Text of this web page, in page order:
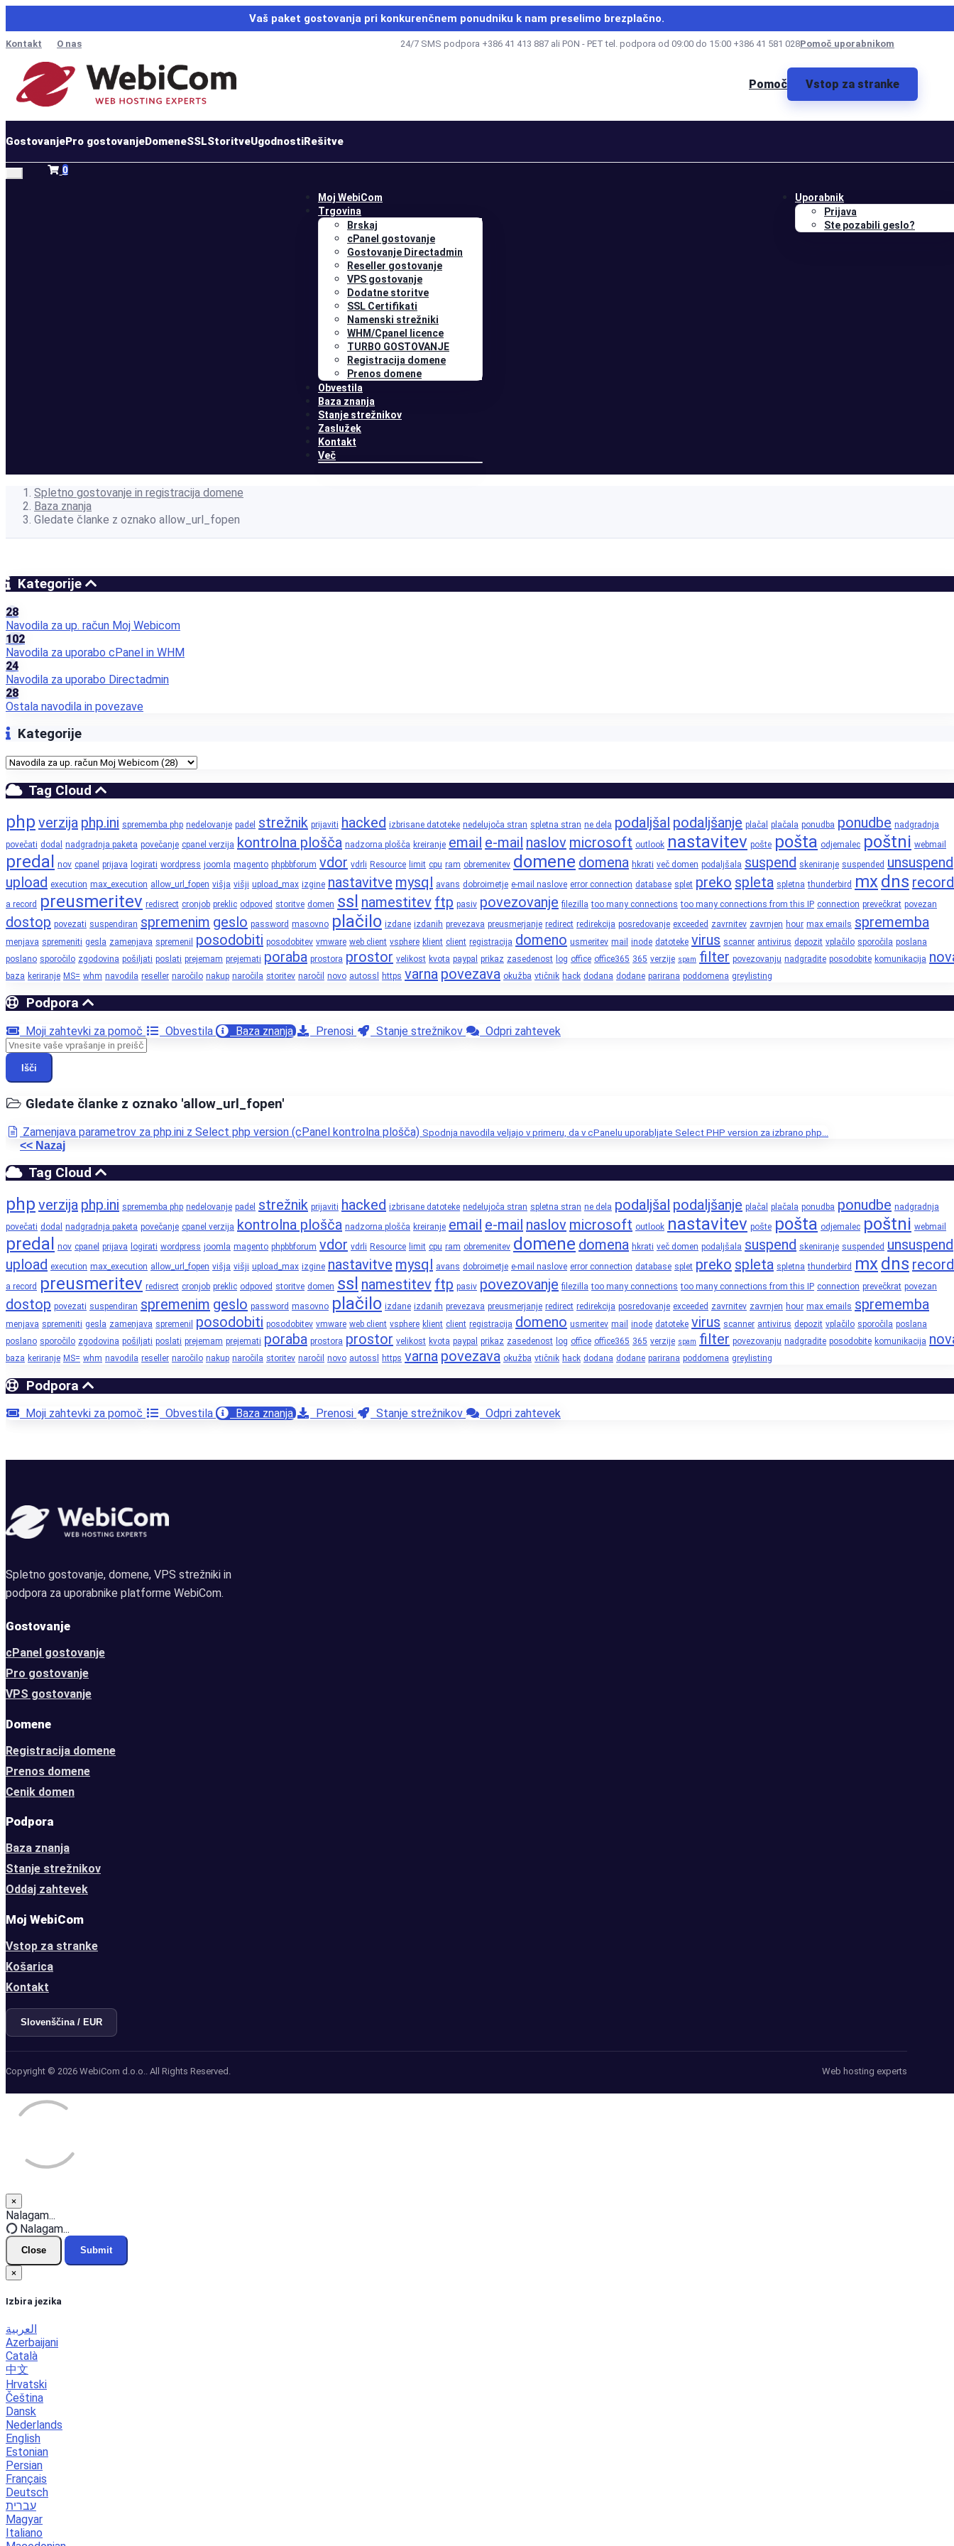
Vaš paket gostovanja pri konkurenčnem ponudniku k nam preselimo brezplačno.
Kontakt O nas 24/7 SMS podpora +386 41 413 887 ali PON - PET tel. podpora od 09:00 do 15:00 +386 41 581 028Pomoč uporabnikom
Pomoč Vstop za stranke
GostovanjePro gostovanjeDomeneSSLStoritveUgodnostiRešitve
0Nakupovalna
košarica
Moj WebiCom
Trgovina
Brskaj
cPanel gostovanje
Gostovanje Directadmin
Reseller gostovanje
VPS gostovanje
Dodatne storitve
SSL Certifikati
Namenski strežniki
WHM/Cpanel licence
TURBO GOSTOVANJE
Registracija domene
Prenos domene
Obvestila
Baza znanja
Stanje strežnikov
Zaslužek
Kontakt
Več
Uporabnik
Prijava
Ste pozabili geslo?
Spletno gostovanje in registracija domene
Baza znanja
Gledate članke z oznako allow_url_fopen
Kategorije
28
Navodila za up. račun Moj Webicom
102
Navodila za uporabo cPanel in WHM
24
Navodila za uporabo Directadmin
28
Ostala navodila in povezave
Kategorije
Tag Cloud
php verzija php.ini sprememba php nedelovanje padel strežnik prijaviti hacked izbrisane datoteke nedelujoča stran spletna stran ne dela podaljšal podaljšanje plačal plačala ponudba ponudbe nadgradnja
povečati dodal nadgradnja paketa povečanje cpanel verzija kontrolna plošča nadzorna plošča kreiranje email e-mail naslov microsoft outlook nastavitev pošte pošta odjemalec poštni webmail
predal nov cpanel prijava logirati wordpress joomla magento phpbbforum vdor vdrli Resource limit cpu ram obremenitev domene domena hkrati več domen podaljšala suspend skeniranje suspended unsuspend
upload execution max_execution allow_url_fopen višja višji upload_max izgine nastavitve mysql avans dobroimetje e-mail naslove error connection database splet preko spleta spletna thunderbird mx dns record
a record preusmeritev redisrect cronjob preklic odpoved storitve domen ssl namestitev ftp pasiv povezovanje filezilla too many connections too many connections from this IP connection prevečkrat povezan
dostop povezati suspendiran spremenim geslo password masovno plačilo izdane izdanih prevezava preusmerjanje redirect redirekcija posredovanje exceeded zavrnitev zavrnjen hour max emails sprememba
menjava spremeniti gesla zamenjava spremenil posodobiti posodobitev vmware web client vsphere klient client registracija domeno usmeritev mail inode datoteke virus scanner antivirus depozit vplačilo sporočila poslana
poslano sporočilo zgodovina pošiljati poslati prejemam prejemati poraba prostora prostor velikost kvota paypal prikaz zasedenost log office office365 365 verzije spam filter povezovanju nadgradite posodobite komunikacija
baza keriranje MS= whm navodila reseller naročilo nakup naročila storitev naročil novo autossl https varna povezava okužba vtičnik hack dodana dodane parirana poddomena greylisting
Podpora
Moji zahtevki za pomoč Obvestila Baza znanja Prenosi Stanje strežnikov Odpri zahtevek
Išči
Gledate članke z oznako 'allow_url_fopen'
Zamenjava parametrov za php.ini z Select php version (cPanel kontrolna plošča) Spodnja navodila veljajo v primeru, da v cPanelu uporabljate Select PHP version za izbrano php...
<< Nazaj
Tag Cloud
php verzija php.ini sprememba php nedelovanje padel strežnik prijaviti hacked izbrisane datoteke nedelujoča stran spletna stran ne dela podaljšal podaljšanje plačal plačala ponudba ponudbe nadgradnja
povečati dodal nadgradnja paketa povečanje cpanel verzija kontrolna plošča nadzorna plošča kreiranje email e-mail naslov microsoft outlook nastavitev pošte pošta odjemalec poštni webmail
predal nov cpanel prijava logirati wordpress joomla magento phpbbforum vdor vdrli Resource limit cpu ram obremenitev domene domena hkrati več domen podaljšala suspend skeniranje suspended unsuspend
upload execution max_execution allow_url_fopen višja višji upload_max izgine nastavitve mysql avans dobroimetje e-mail naslove error connection database splet preko spleta spletna thunderbird mx dns record
a record preusmeritev redisrect cronjob preklic odpoved storitve domen ssl namestitev ftp pasiv povezovanje filezilla too many connections too many connections from this IP connection prevečkrat povezan
dostop povezati suspendiran spremenim geslo password masovno plačilo izdane izdanih prevezava preusmerjanje redirect redirekcija posredovanje exceeded zavrnitev zavrnjen hour max emails sprememba
menjava spremeniti gesla zamenjava spremenil posodobiti posodobitev vmware web client vsphere klient client registracija domeno usmeritev mail inode datoteke virus scanner antivirus depozit vplačilo sporočila poslana
poslano sporočilo zgodovina pošiljati poslati prejemam prejemati poraba prostora prostor velikost kvota paypal prikaz zasedenost log office office365 365 verzije spam filter povezovanju nadgradite posodobite komunikacija
baza keriranje MS= whm navodila reseller naročilo nakup naročila storitev naročil novo autossl https varna povezava okužba vtičnik hack dodana dodane parirana poddomena greylisting
Podpora
Moji zahtevki za pomoč Obvestila Baza znanja Prenosi Stanje strežnikov Odpri zahtevek
Spletno gostovanje, domene, VPS strežniki in
podpora za uporabnike platforme WebiCom.
Gostovanje
cPanel gostovanje
Pro gostovanje
VPS gostovanje
Domene
Registracija domene
Prenos domene
Cenik domen
Podpora
Baza znanja
Stanje strežnikov
Oddaj zahtevek
Moj WebiCom
Vstop za stranke
Košarica
Kontakt
Slovenščina / EUR
Copyright © 2026 WebiCom d.o.o.. All Rights Reserved. Web hosting experts
×
Close
Nalagam...
Nalagam...
Close Submit
×
Izbira jezika
العربية
Azerbaijani
Català
中文
Hrvatski
Čeština
Dansk
Nederlands
English
Estonian
Persian
Français
Deutsch
עברית
Magyar
Italiano